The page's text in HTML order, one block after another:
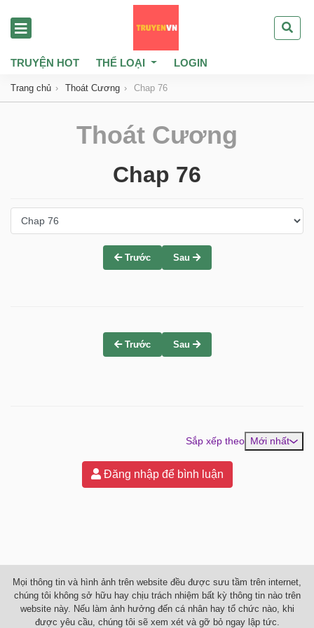
TRUYỆN HOT THỂ LOẠI LOGIN
Trang chủ Thoát Cương Chap 76
Thoát Cương
Chap 76
Trước Sau
Trước Sau
Sắp xếp theo Mới nhất
Đăng nhập để bình luận
Mọi thông tin và hình ảnh trên website đều được sưu tầm trên internet,
chúng tôi không sở hữu hay chịu trách nhiệm bất kỳ thông tin nào trên
website này. Nếu làm ảnh hưởng đến cá nhân hay tổ chức nào, khi
được yêu cầu, chúng tôi sẽ xem xét và gỡ bỏ ngay lập tức.